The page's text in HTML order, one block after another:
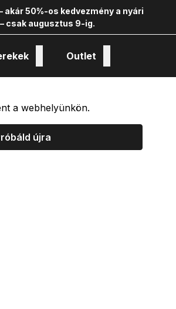
akár 50%-os kedvezmény a nyári
csak augusztus 9-ig.
Outlet
a webhelyünkön.
újra